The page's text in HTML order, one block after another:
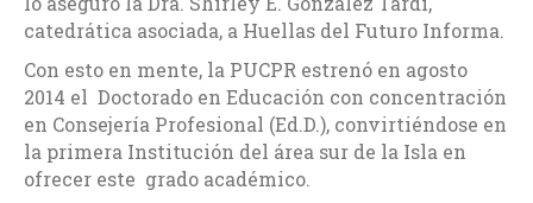
catedrática asociada, a Huellas del Futuro Informa.
Con esto en mente, la PUCPR estrenó en agosto
2014 el Doctorado en Educación con concentración
en Consejería Profesional (Ed.D.), convirtiéndose en
la primera Institución del área sur de la Isla en
ofrecer este grado académico.